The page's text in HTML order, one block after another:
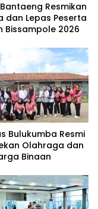
Resmikan
dan Lepas Peserta
Bissampole 2026
Bulukumba Resmi
Olahraga dan
Binaan